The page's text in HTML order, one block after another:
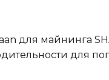
для майнинга
для